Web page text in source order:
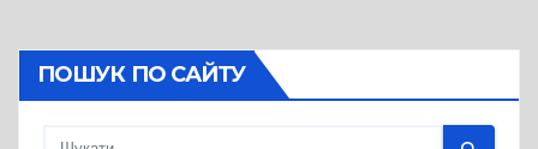
ПОШУК ПО САЙТУ